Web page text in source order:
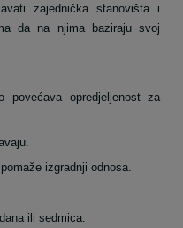
zajednička stanovišta i
da na njima baziraju svoj
povećava opredjeljenost za
izgradnji odnosa.
ili sedmica.